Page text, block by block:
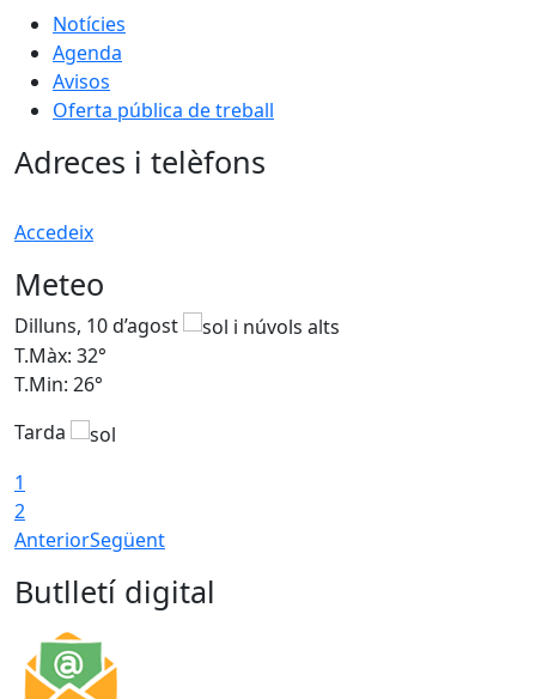
Notícies
Agenda
Avisos
Oferta pública de treball
Adreces i telèfons
Accedeix
Meteo
Dilluns, 10 d’agost
T.Màx: 32°
T.Min: 26°
Tarda
1
2
AnteriorSegüent
Butlletí digital